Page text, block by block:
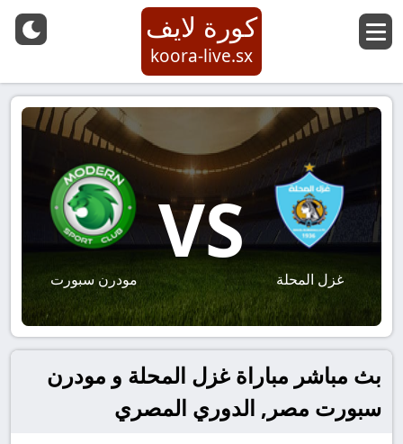
كورة لايف
koora-live.sx
غزل المحلة
VS
مودرن سبورت
بث مباشر مباراة غزل المحلة و مودرن
سبورت مصر, الدوري المصري